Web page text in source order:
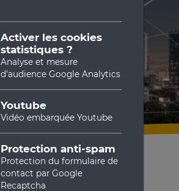
Activer les cookies
statistiques ?
Analyse et mesure
d'audience Google Analytics
Youtube
Vidéo embarquée Youtube
Protection anti-spam
Protection du formulaire de
contact par Google
Recaptcha